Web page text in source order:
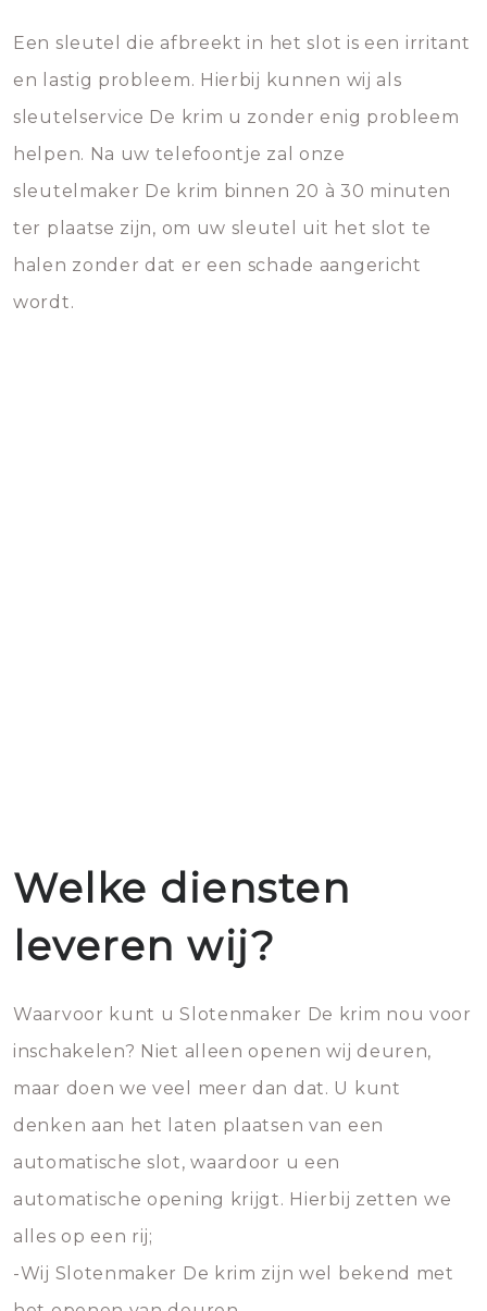
Een sleutel die afbreekt in het slot is een irritant
en lastig probleem. Hierbij kunnen wij als
sleutelservice De krim u zonder enig probleem
helpen. Na uw telefoontje zal onze
sleutelmaker De krim binnen 20 à 30 minuten
ter plaatse zijn, om uw sleutel uit het slot te
halen zonder dat er een schade aangericht
wordt.
Welke diensten
leveren wij?
Waarvoor kunt u Slotenmaker De krim nou voor
inschakelen? Niet alleen openen wij deuren,
maar doen we veel meer dan dat. U kunt
denken aan het laten plaatsen van een
automatische slot, waardoor u een
automatische opening krijgt. Hierbij zetten we
alles op een rij;
-Wij Slotenmaker De krim zijn wel bekend met